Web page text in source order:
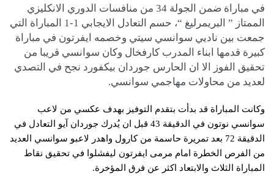
في مباراة ضمن الجولة 34 من منافسات الدوري الانكليزي
الممتاز ” ​البريمرليغ​ “، حسم التعادل الايجابي 1-1 المباراة التي
جمعت بين ناديي ​سوانسي سيتي​ وخصمه ​ايفرتون​ في مباراة
كبيرة قدمها ابناء المدرب كارفخال وكان سوانسي قريبا من
تحقيق الفوز الا ان الحارس ​جوردان بيكفورد​ نجح في التصدي
لعديد من محاولات مهاجمي سوانسي.
وكانت المباراة قد بدأت بتقدم ​التوفيز​ بهدف عكسي من لاعب
سوانسي نوتون في الدقيقة 43 قبل ان يُدرك جوردان آيو التعادل في
الدقيقة 72 بعد تمريرة حاسمة من كارول واهدر لاعبو سوانسي العديد
من الفرص الخطرة امام مرمى ايفرتون ليفشلوا في تحقيق نقاط
المباراة الثلاث والابتعاد اكثر عن فرق المؤخرة.